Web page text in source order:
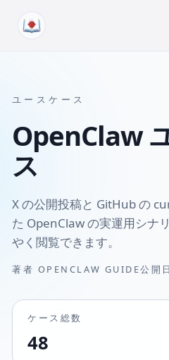
ユースケース
OpenClaw
ス
X の公開投稿と GitHub の
た OpenClaw の実運用シナ
やく閲覧できます。
著者 OPENCLAW GUIDE公開日
ケース総数
48